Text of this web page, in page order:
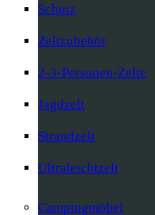
Schutz
Zeltzubehör
2-3-Personen-Zelte
Jagdzelt
Strandzelt
Ultraleichtzelt
Campingmöbel